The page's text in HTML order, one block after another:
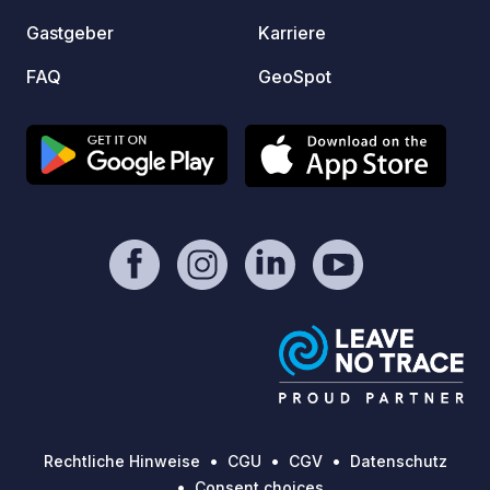
Gastgeber
FAQ
Karriere
GeoSpot
Rechtliche Hinweise CGU CGV
Datenschutz